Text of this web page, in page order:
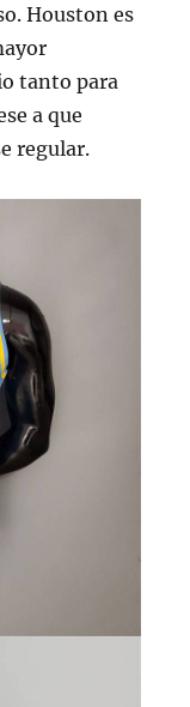
Houston es
tanto para
a que
regular.